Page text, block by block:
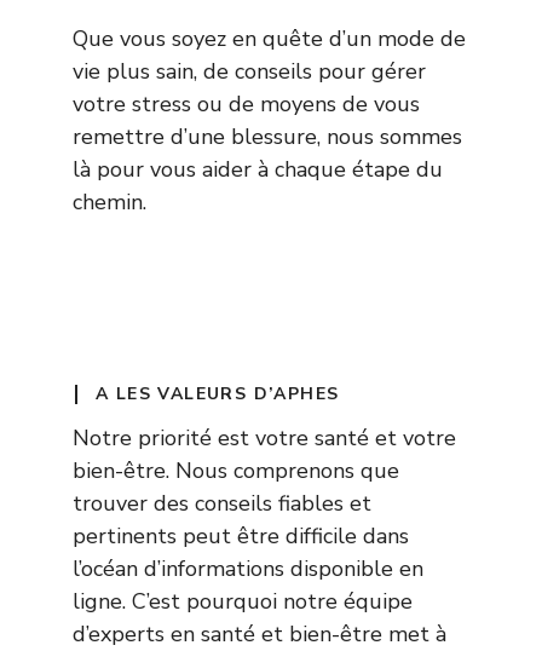
Que vous soyez en quête d’un mode de
vie plus sain, de conseils pour gérer
votre stress ou de moyens de vous
remettre d’une blessure, nous sommes
là pour vous aider à chaque étape du
chemin.
A LES VALEURS D’APHES
Notre priorité est votre santé et votre
bien-être. Nous comprenons que
trouver des conseils fiables et
pertinents peut être difficile dans
l’océan d’informations disponible en
ligne. C’est pourquoi notre équipe
d’experts en santé et bien-être met à